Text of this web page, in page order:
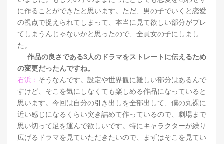
に作ることができたと思います。ただ、男の子でいくと恋愛
の視点で捉えられてしまって、本当に見て欲しい部分がブレ
てしまうんじゃないかと思ったので、全員女の子にしまし
た。
──作品の良さである3人のドラマをストレートに伝えるため
の変更だったんですね。
石浜： そうなんです。設定や世界観に難しい部分はあるんで
すけど、そこを気にしなくても楽しめる作品になっていると
思います。今回は自分の引き出しを全部出して、僕の丸裸に
近い感じになるくらい突き詰めて作っているので、劇場まで
思い切って足を運んで欲しいです。特にキャラクターが繰り
広げるドラマを見ていただきたいので、まずはそこを見てい